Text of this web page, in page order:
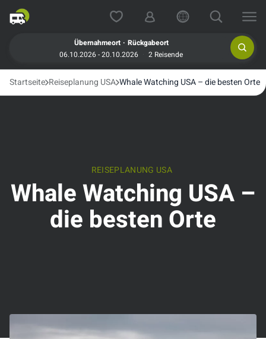
Übernahmeort . Rückgabeort
06.10.2026 - 20.10.2026
2 Reisende
Startseite Reiseplanung USA Whale Watching USA – die besten Orte
REISEPLANUNG USA
Whale Watching USA –
die besten Orte